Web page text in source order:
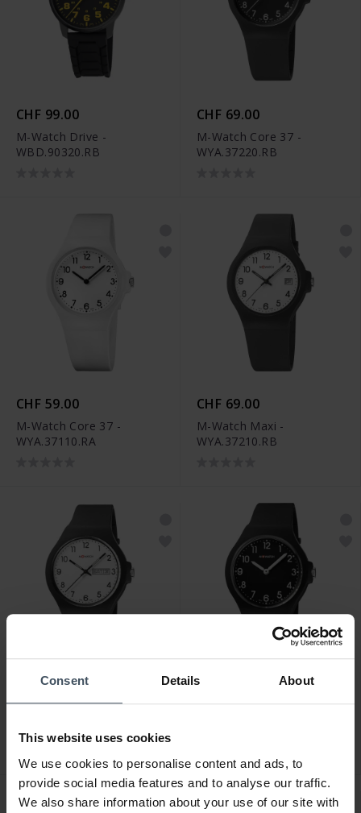
Consent Details About
This website uses cookies
We use cookies to personalise content and ads, to
provide social media features and to analyse our traffic.
We also share information about your use of our site with
CHF 99.00
M-Watch Drive -
WBD.90320.RB
CHF 69.00
M-Watch Core 37 -
WYA.37220.RB
CHF 59.00
M-Watch Core 37 -
WYA.37110.RA
CHF 69.00
M-Watch Maxi -
WYA.37210.RB
WYA.38310.RB